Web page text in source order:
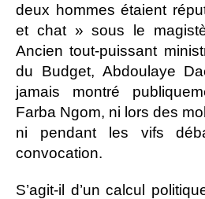
deux hommes étaient
et chat » sous le
Ancien tout-puissant
du Budget, Abdoulaye
jamais montré
Farba Ngom, ni lors des
ni pendant les vifs
convocation.
S’agit-il d’un calcul